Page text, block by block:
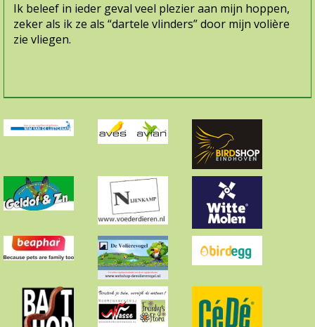
Ik beleef in ieder geval veel plezier aan mijn hoppen,
zeker als ik ze als “dartele vlinders” door mijn volière
zie vliegen.